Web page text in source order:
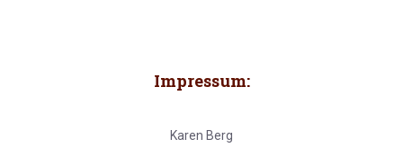
Impressum:
Karen Berg